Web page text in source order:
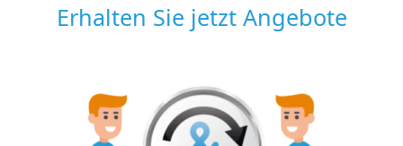
Erhalten Sie jetzt Angebote